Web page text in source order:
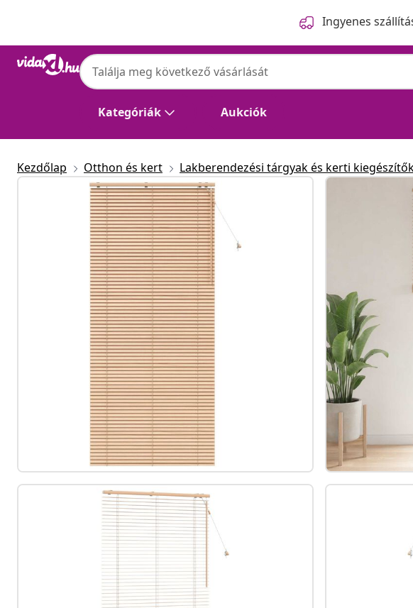
Ingyenes
Kategóriák Aukciók
Kezdőlap Otthon és kert Lakberendezési tárgyak és kerti